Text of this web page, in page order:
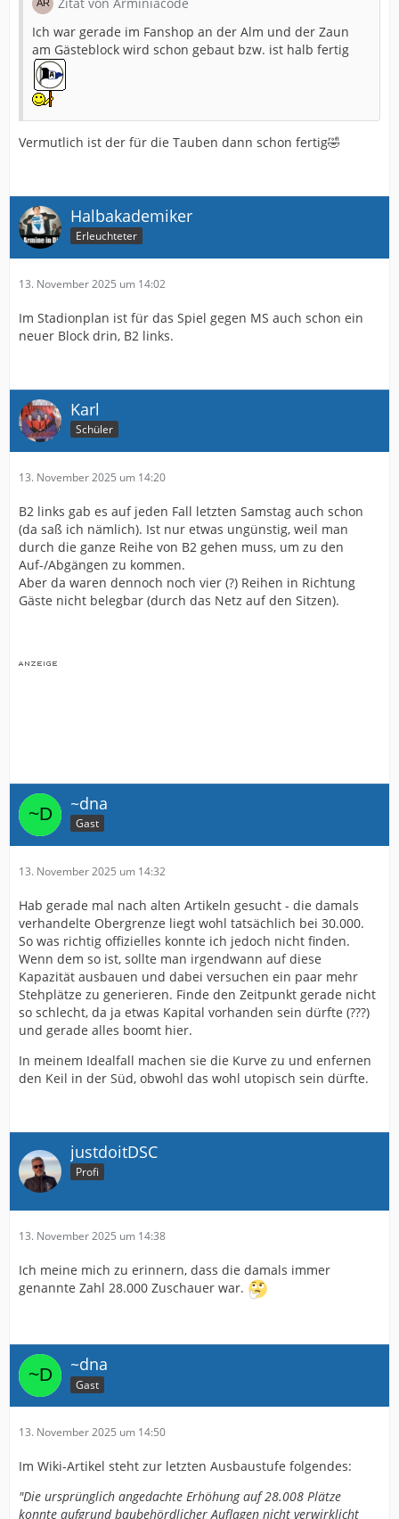
Ich war gerade im Fanshop an der Alm und der Zaun
am Gästeblock wird schon gebaut bzw. ist halb fertig
Vermutlich ist der für die Tauben dann schon fertig🤣
Halbakademiker
Erleuchteter
13. November 2025 um 14:02
Im Stadionplan ist für das Spiel gegen MS auch schon ein
neuer Block drin, B2 links.
Karl
Schüler
13. November 2025 um 14:20
B2 links gab es auf jeden Fall letzten Samstag auch schon
(da saß ich nämlich). Ist nur etwas ungünstig, weil man
durch die ganze Reihe von B2 gehen muss, um zu den
Auf-/Abgängen zu kommen.
Aber da waren dennoch noch vier (?) Reihen in Richtung
Gäste nicht belegbar (durch das Netz auf den Sitzen).
~dna
Gast
13. November 2025 um 14:32
Hab gerade mal nach alten Artikeln gesucht - die damals
verhandelte Obergrenze liegt wohl tatsächlich bei 30.000.
So was richtig offizielles konnte ich jedoch nicht finden.
Wenn dem so ist, sollte man irgendwann auf diese
Kapazität ausbauen und dabei versuchen ein paar mehr
Stehplätze zu generieren. Finde den Zeitpunkt gerade nicht
so schlecht, da ja etwas Kapital vorhanden sein dürfte (???)
und gerade alles boomt hier.
In meinem Idealfall machen sie die Kurve zu und enfernen
den Keil in der Süd, obwohl das wohl utopisch sein dürfte.
justdoitDSC
Profi
13. November 2025 um 14:38
Ich meine mich zu erinnern, dass die damals immer
genannte Zahl 28.000 Zuschauer war.
~dna
Gast
13. November 2025 um 14:50
Im Wiki-Artikel steht zur letzten Ausbaustufe folgendes:
"Die ursprünglich angedachte Erhöhung auf 28.008 Plätze
konnte aufgrund baubehördlicher Auflagen nicht verwirklicht